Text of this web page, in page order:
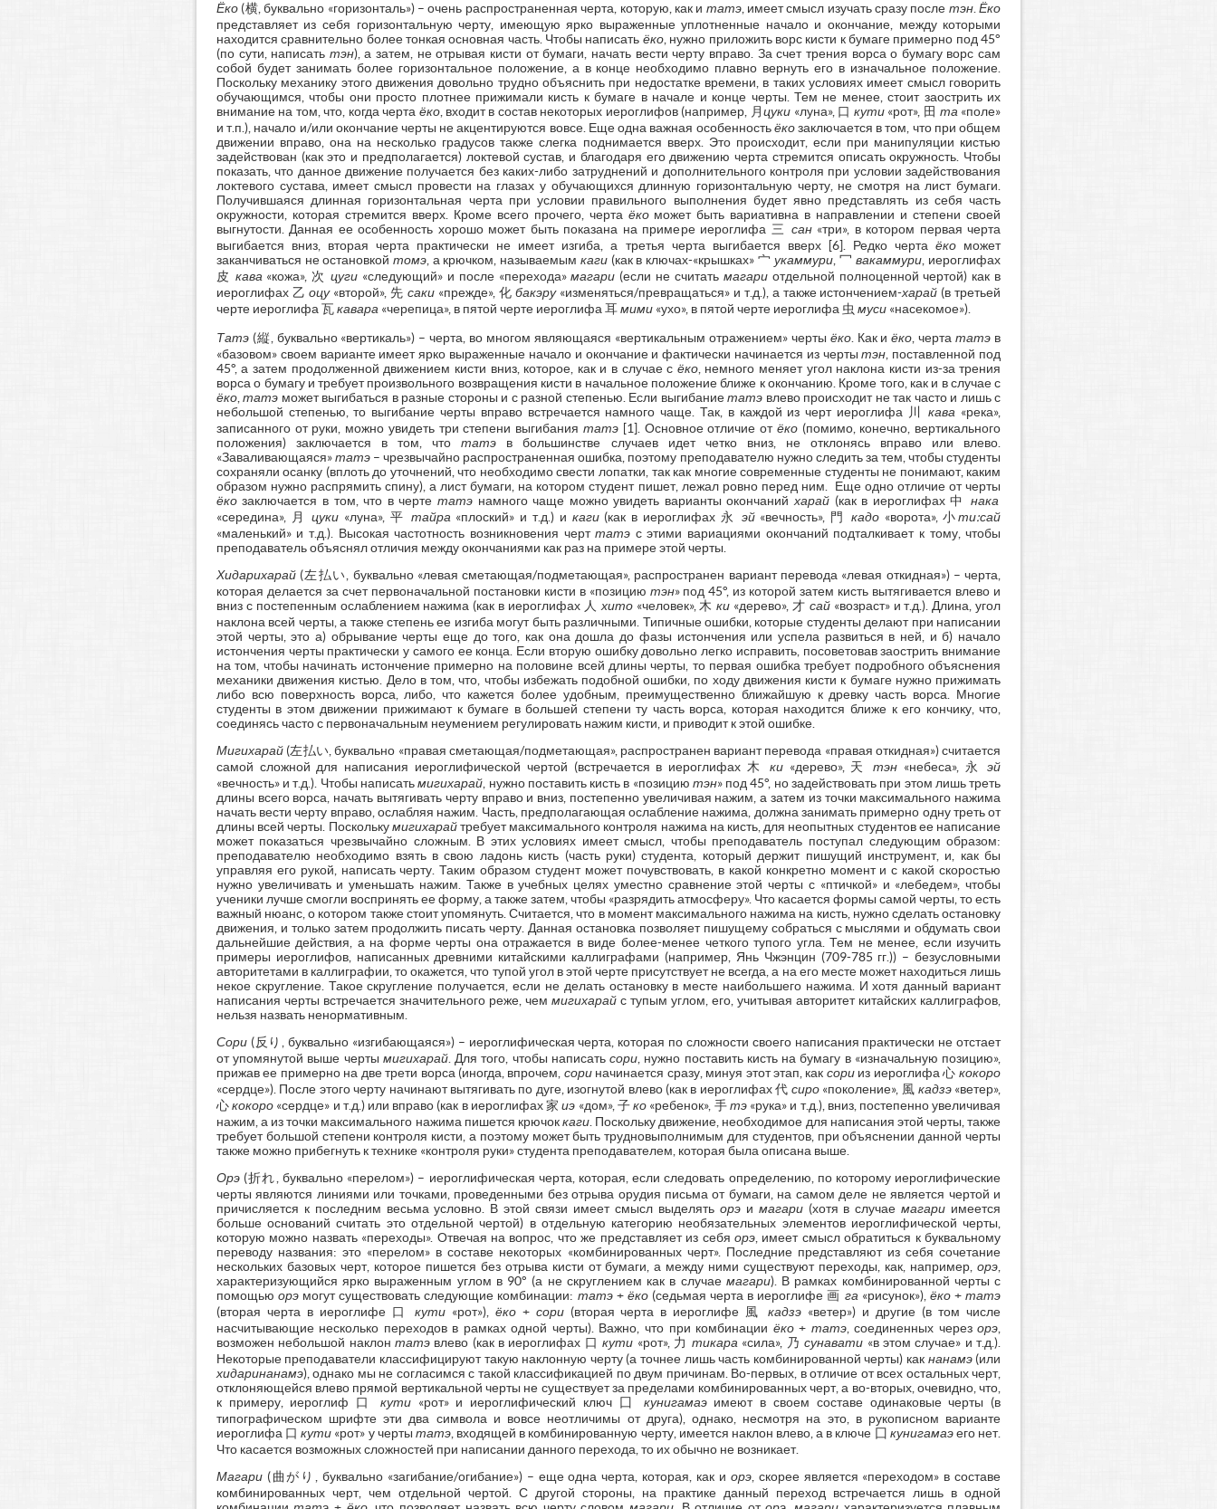
Ёко(横, буквально «горизонталь») – очень распространенная черта, которую, как и татэ, имеет смысл изучать сразу после тэн.Ёко
представляет из себя горизонтальную черту, имеющую ярко выраженные уплотненные начало и окончание, между которыми
находится сравнительно более тонкая основная часть. Чтобы написать ёко, нужно приложить ворс кисти к бумаге примерно под 45°
(по сути, написать тэн), а затем, не отрывая кисти от бумаги, начать вести черту вправо. За счет трения ворса о бумагу ворс сам
собой будет занимать более горизонтальное положение, а в конце необходимо плавно вернуть его в изначальное положение.
Поскольку механику этого движения довольно трудно объяснить при недостатке времени, в таких условиях имеет смысл говорить
обучающимся, чтобы они просто плотнее прижимали кисть к бумаге в начале и конце черты. Тем не менее, стоит заострить их
внимание на том, что, когда черта ёко, входит в состав некоторых иероглифов (например, 月цуки «луна», 口 кути«рот», 田 та «поле»
и т.п.), начало и/или окончание черты не акцентируются вовсе. Еще одна важная особенностьёкозаключается в том, что при общем
движении вправо, она на несколько градусов также слегка поднимается вверх. Это происходит, если при манипуляции кистью
задействован (как это и предполагается) локтевой сустав, и благодаря его движению черта стремится описать окружность. Чтобы
показать, что данное движение получается без каких-либо затруднений и дополнительного контроля при условии задействования
локтевого сустава, имеет смысл провести на глазах у обучающихся длинную горизонтальную черту, не смотря на лист бумаги.
Получившаяся длинная горизонтальная черта при условии правильного выполнения будет явно представлять из себя часть
окружности, которая стремится вверх. Кроме всего прочего, черта ёкоможет быть вариативна в направлении и степени своей
выгнутости. Данная ее особенность хорошо может быть показана на примере иероглифа 三 сан«три», в котором первая черта
выгибается вниз, вторая черта практически не имеет изгиба, а третья черта выгибается вверх [6]. Редко чертаёко может
заканчиваться не остановкойтомэ , а крючком, называемым каги(как в ключах-«крышках» 宀укаммури , 冖вакаммури , иероглифах
皮 кава «кожа», 次цуги «следующий» и после «перехода»магари (если не считать магариотдельной полноценной чертой) как в
иероглифах 乙оцу«второй», 先 саки«прежде», 化бакэру«изменяться/превращаться» и т.д.), а также истончением-харай (в третьей
черте иероглифа 瓦кавара «черепица», в пятой черте иероглифа 耳мими«ухо», в пятой черте иероглифа 虫 муси«насекомое»).
Татэ(縦, буквально «вертикаль») – черта, во многом являющаяся «вертикальным отражением» черты ёко. Как иёко , чертататэ в
«базовом» своем варианте имеет ярко выраженные начало и окончание и фактически начинается из чертытэн , поставленной под
45°, а затем продолженной движением кисти вниз, которое, как и в случае с ёко, немного меняет угол наклона кисти из-за трения
ворса о бумагу и требует произвольного возвращения кисти в начальное положение ближе к окончанию. Кроме того, как и в случае с
ёко,татэ может выгибаться в разные стороны и с разной степенью. Если выгибаниетатэ влево происходит не так часто и лишь с
небольшой степенью, то выгибание черты вправо встречается намного чаще. Так, в каждой из черт иероглифа 川кава «река»,
записанного от руки, можно увидеть три степени выгибания татэ [1]. Основное отличие от ёко(помимо, конечно, вертикального
положения) заключается в том, чтотатэ в большинстве случаев идет четко вниз, не отклонясь вправо или влево.
«Заваливающаяся»татэ– чрезвычайно распространенная ошибка, поэтому преподавателю нужно следить за тем, чтобы студенты
сохраняли осанку (вплоть до уточнений, что необходимо свести лопатки, так как многие современные студенты не понимают, каким
образом нужно распрямить спину), а лист бумаги, на котором студент пишет, лежал ровно перед ним. Еще одно отличие от черты
ёкозаключается в том, что в черте татэнамного чаще можно увидеть варианты окончанийхарай (как в иероглифах 中 нака
«середина», 月цуки «луна», 平 тайра «плоский» и т.д.) и каги (как в иероглифах 永 эй«вечность», 門 кадо«ворота», 小ти:сай
«маленький» и т.д.). Высокая частотность возникновения черттатэ с этими вариациями окончаний подталкивает к тому, чтобы
преподаватель объяснял отличия между окончаниями как раз на примере этой черты.
Хидарихарай(左払い, буквально «левая сметающая/подметающая», распространен вариант перевода «левая откидная») – черта,
которая делается за счет первоначальной постановки кисти в «позицию тэн» под 45°, из которой затем кисть вытягивается влево и
вниз с постепенным ослаблением нажима (как в иероглифах 人 хито «человек», 木 ки «дерево», 才 сай«возраст» и т.д.). Длина, угол
наклона всей черты, а также степень ее изгиба могут быть различными. Типичные ошибки, которые студенты делают при написании
этой черты, это а) обрывание черты еще до того, как она дошла до фазы истончения или успела развиться в ней, и б) начало
истончения черты практически у самого ее конца. Если вторую ошибку довольно легко исправить, посоветовав заострить внимание
на том, чтобы начинать истончение примерно на половине всей длины черты, то первая ошибка требует подробного объяснения
механики движения кистью. Дело в том, что, чтобы избежать подобной ошибки, по ходу движения кисти к бумаге нужно прижимать
либо всю поверхность ворса, либо, что кажется более удобным, преимущественно ближайшую к древку часть ворса. Многие
студенты в этом движении прижимают к бумаге в большей степени ту часть ворса, которая находится ближе к его кончику, что,
соединясь часто с первоначальным неумением регулировать нажим кисти, и приводит к этой ошибке.
Мигихарай(左払い, буквально «правая сметающая/подметающая», распространен вариант перевода «правая откидная») считается
самой сложной для написания иероглифической чертой (встречается в иероглифах 木
ки«дерево», 天 тэн«небеса», 永эй
«вечность» и т.д.). Чтобы написатьмигихарай , нужно поставить кисть в «позицию тэн» под 45°, но задействовать при этом лишь треть
длины всего ворса, начать вытягивать черту вправо и вниз, постепенно увеличивая нажим, а затем из точки максимального нажима
начать вести черту вправо, ослабляя нажим. Часть, предполагающая ослабление нажима, должна занимать примерно одну треть от
длины всей черты. Посколькумигихарайтребует максимального контроля нажима на кисть, для неопытных студентов ее написание
может показаться чрезвычайно сложным. В этих условиях имеет смысл, чтобы преподаватель поступал следующим образом:
преподавателю необходимо взять в свою ладонь кисть (часть руки) студента, который держит пишущий инструмент, и, как бы
управляя его рукой, написать черту. Таким образом студент может почувствовать, в какой конкретно момент и с какой скоростью
нужно увеличивать и уменьшать нажим. Также в учебных целях уместно сравнение этой черты с «птичкой» и «лебедем», чтобы
ученики лучше смогли воспринять ее форму, а также затем, чтобы «разрядить атмосферу». Что касается формы самой черты, то есть
важный нюанс, о котором также стоит упомянуть. Считается, что в момент максимального нажима на кисть, нужно сделать остановку
движения, и только затем продолжить писать черту. Данная остановка позволяет пишущему собраться с мыслями и обдумать свои
дальнейшие действия, а на форме черты она отражается в виде более-менее четкого тупого угла. Тем не менее, если изучить
примеры иероглифов, написанных древними китайскими каллиграфами (например, Янь Чжэнцин (709-785 гг.)) – безусловными
авторитетами в каллиграфии, то окажется, что тупой угол в этой черте присутствует не всегда, а на его месте может находиться лишь
некое скругление. Такое скругление получается, если не делать остановку в месте наибольшего нажима. И хотя данный вариант
написания черты встречается значительного реже, чем мигихарайс тупым углом, его, учитывая авторитет китайских каллиграфов,
нельзя назвать ненормативным.
Сори(反り, буквально «изгибающаяся») – иероглифическая черта, которая по сложности своего написания практически не отстает
от упомянутой выше черты мигихарай. Для того, чтобы написатьсори , нужно поставить кисть на бумагу в «изначальную позицию»,
прижав ее примерно на две трети ворса (иногда, впрочем, сориначинается сразу, минуя этот этап, как сорииз иероглифа 心кокоро
«сердце»). После этого черту начинают вытягивать по дуге, изогнутой влево (как в иероглифах 代сиро «поколение», 風 кадзэ «ветер»,
心кокоро «сердце» и т.д.) или вправо (как в иероглифах 家иэ «дом», 子ко «ребенок», 手тэ «рука» и т.д.), вниз, постепенно увеличивая
нажим, а из точки максимального нажима пишется крючоккаги . Поскольку движение, необходимое для написания этой черты, также
требует большой степени контроля кисти, а поэтому может быть трудновыполнимым для студентов, при объяснении данной черты
также можно прибегнуть к технике «контроля руки» студента преподавателем, которая была описана выше.
Орэ(折れ, буквально «перелом») – иероглифическая черта, которая, если следовать определению, по которому иероглифические
черты являются линиями или точками, проведенными без отрыва орудия письма от бумаги, на самом деле не является чертой и
причисляется к последним весьма условно. В этой связи имеет смысл выделять орэи магари(хотя в случаемагари имеется
больше оснований считать это отдельной чертой) в отдельную категорию необязательных элементов иероглифической черты,
которую можно назвать «переходы». Отвечая на вопрос, что же представляет из себя орэ , имеет смысл обратиться к буквальному
переводу названия: это «перелом» в составе некоторых «комбинированных черт». Последние представляют из себя сочетание
нескольких базовых черт, которое пишется без отрыва кисти от бумаги, а между ними существуют переходы, как, например,орэ
характеризующийся ярко выраженным углом в 90° (а не скруглением как в случае магари). В рамках комбинированной черты с
помощью орэ могут существовать следующие комбинации: татэ+ ёко(седьмая черта в иероглифе 画 га «рисунок»), ёко+татэ
(вторая черта в иероглифе 口 кути«рот»), ёко+ сори(вторая черта в иероглифе 風кадзэ «ветер») и другие (в том числе
насчитывающие несколько переходов в рамках одной черты). Важно, что при комбинации ёко+ татэ, соединенных черезорэ
возможен небольшой наклон татэвлево (как в иероглифах 口кути «рот», 力 тикара «сила», 乃сунавати «в этом случае» и т.д.).
Некоторые преподаватели классифицируют такую наклонную черту (а точнее лишь часть комбинированной черты) как нанамэ(или
хидаринанамэ), однако мы не согласимся с такой классификацией по двум причинам. Во-первых, в отличие от всех остальных черт,
отклоняющейся влево прямой вертикальной черты не существует за пределами комбинированных черт, а во-вторых, очевидно, что,
к примеру, иероглиф 口 кути«рот» и иероглифический ключ 囗 кунигамаэ имеют в своем составе одинаковые черты (в
типографическом шрифте эти два символа и вовсе неотличимы от друга), однако, несмотря на это, в рукописном варианте
иероглифа 口кути «рот» у черты татэ, входящей в комбинированную черту, имеется наклон влево, а в ключе 囗 кунигамаэего нет.
Что касается возможных сложностей при написании данного перехода, то их обычно не возникает.
Магари(曲がり, буквально «загибание/огибание») – еще одна черта, которая, как и орэ, скорее является «переходом» в составе
комбинированных черт, чем отдельной чертой. С другой стороны, на практике данный переход встречается лишь в одной